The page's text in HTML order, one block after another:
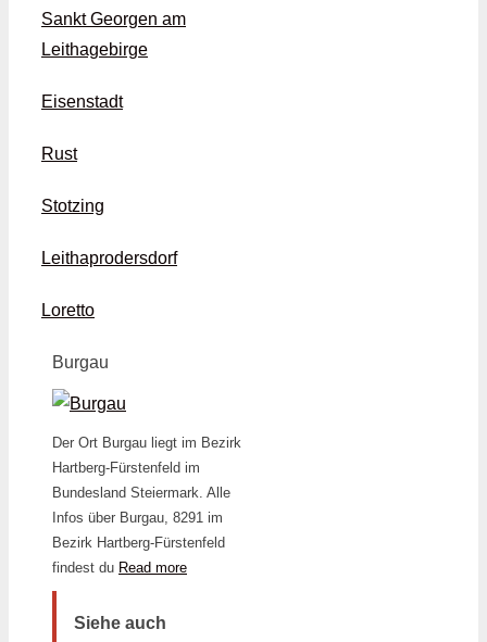
Sankt Georgen am
Leithagebirge
Eisenstadt
Rust
Stotzing
Leithaprodersdorf
Loretto
Burgau
Der Ort Burgau liegt im Bezirk
Hartberg-Fürstenfeld im
Bundesland Steiermark. Alle
Infos über Burgau, 8291 im
Bezirk Hartberg-Fürstenfeld
findest du Read more
Siehe auch